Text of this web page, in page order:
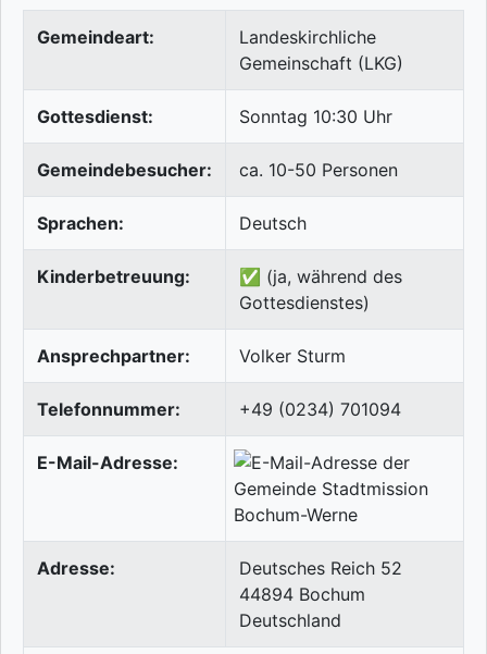
Gemeindeart:
Landeskirchliche
Gemeinschaft (LKG)
Gottesdienst: Sonntag 10:30 Uhr
Gemeindebesucher: ca. 10-50 Personen
Sprachen: Deutsch
Kinderbetreuung:
✅ (ja, während des
Gottesdienstes)
Ansprechpartner: Volker Sturm
Telefonnummer: +49 (0234) 701094
E-Mail-Adresse:
Adresse:
Deutsches Reich 52
44894 Bochum
Deutschland